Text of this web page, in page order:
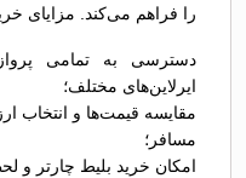
را فراهم می‌کند. مزایای
دسترسی به تمامی
ایرلاین‌های مختلف؛
مقایسه قیمت‌ها و انتخاب
مسافر؛
امکان خرید بلیط چارتر و